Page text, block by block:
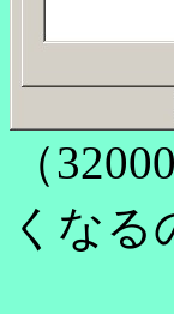
（
くなる